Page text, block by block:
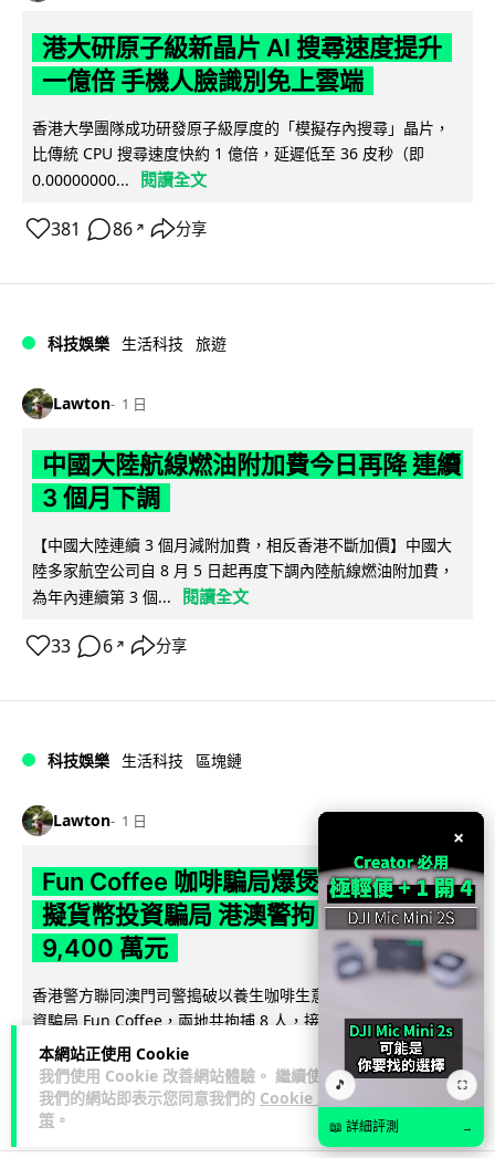
本網站正使用 Cookie
我們使用 Cookie 改善網站體驗。 繼續使用
我們的網站即表示您同意我們的 Cookie 政
策 。
港大研原子級新晶片 AI 搜尋速度提升
一億倍 手機人臉識別免上雲端
香港大學團隊成功研發原子級厚度的「模擬存內搜尋」晶片，
比傳統 CPU 搜尋速度快約 1 億倍，延遲低至 36 皮秒（即
0.00000000...
閱讀全文
381 86 ↗ 分享
科技娛樂 生活科技 旅遊
Lawton 1 日
中國大陸航線燃油附加費今日再降 連續
3 個月下調
【中國大陸連續 3 個月減附加費，相反香港不斷加價】中國大
陸多家航空公司自 8 月 5 日起再度下調內陸航線燃油附加費，
為年內連續第 3 個...
閱讀全文
33 6 ↗ 分享
科技娛樂 生活科技 區塊鏈
Lawton 1 日
Fun Coffee 咖啡騙局爆煲 咖啡包裝虛
擬貨幣投資騙局 港澳警拘 8 人涉款
9,400 萬元
香港警方聯同澳門司警搗破以養生咖啡生意包裝的虛擬貨幣投
資騙局 Fun Coffee，兩地共拘捕 8 人，接獲逾 200 宗舉報，涉
款 9,4... 閱讀全文
119 10 ↗ 分享
×
🎵 ⛶
📖 詳細評測 →